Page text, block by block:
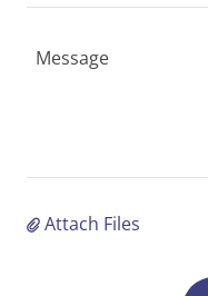
Attach Files